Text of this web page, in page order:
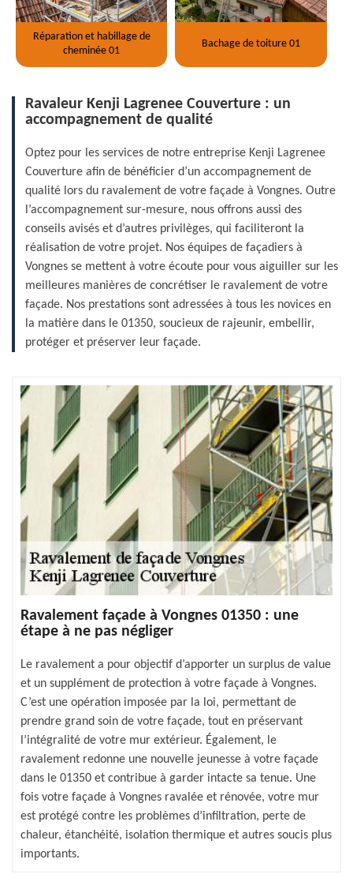
Réparation et habillage de
cheminée 01
Bachage de toiture 01
Ravaleur Kenji Lagrenee Couverture : un
accompagnement de qualité
Optez pour les services de notre entreprise Kenji Lagrenee
Couverture afin de bénéficier d’un accompagnement de
qualité lors du ravalement de votre façade à Vongnes. Outre
l’accompagnement sur-mesure, nous offrons aussi des
conseils avisés et d’autres privilèges, qui faciliteront la
réalisation de votre projet. Nos équipes de façadiers à
Vongnes se mettent à votre écoute pour vous aiguiller sur les
meilleures manières de concrétiser le ravalement de votre
façade. Nos prestations sont adressées à tous les novices en
la matière dans le 01350, soucieux de rajeunir, embellir,
protéger et préserver leur façade.
Ravalement façade à Vongnes 01350 : une
étape à ne pas négliger
Le ravalement a pour objectif d’apporter un surplus de value
et un supplément de protection à votre façade à Vongnes.
C’est une opération imposée par la loi, permettant de
prendre grand soin de votre façade, tout en préservant
l’intégralité de votre mur extérieur. Également, le
ravalement redonne une nouvelle jeunesse à votre façade
dans le 01350 et contribue à garder intacte sa tenue. Une
fois votre façade à Vongnes ravalée et rénovée, votre mur
est protégé contre les problèmes d’infiltration, perte de
chaleur, étanchéité, isolation thermique et autres soucis plus
importants.